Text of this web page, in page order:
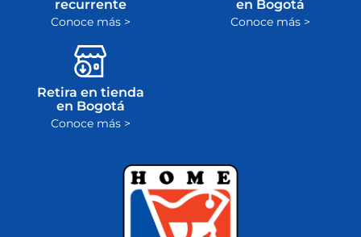
recurrente
Conoce más >
en Bogotá
Conoce más >
Retira en tienda
en Bogotá
Conoce más >